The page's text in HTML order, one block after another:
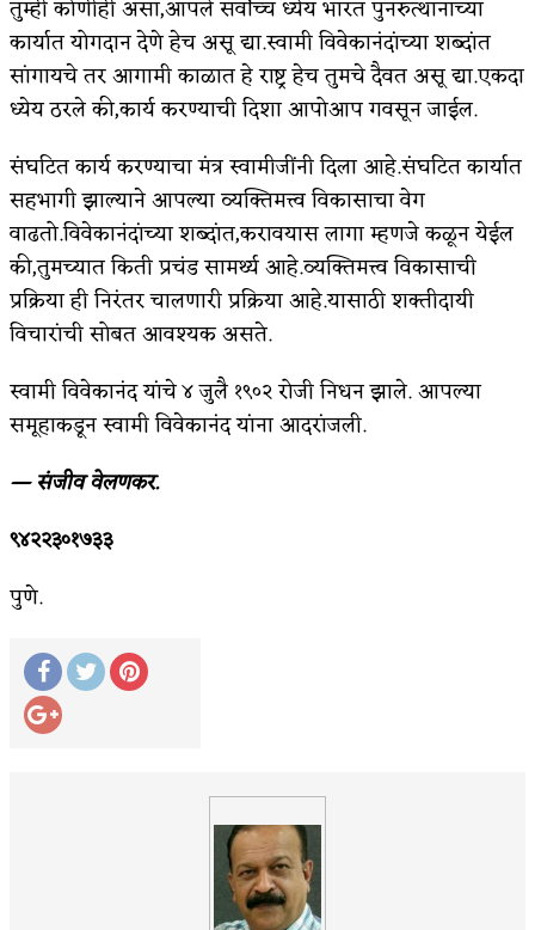
तुम्ही कोणीही असा,आपले सर्वोच्च ध्येय भारत पुनरुत्थानाच्या
कार्यात योगदान देणे हेच असू द्या.स्वामी विवेकानंदांच्या शब्दांत
सांगायचे तर आगामी काळात हे राष्ट्र हेच तुमचे दैवत असू द्या.एकदा
ध्येय ठरले की,कार्य करण्याची दिशा आपोआप गवसून जाईल.
संघटित कार्य करण्याचा मंत्र स्वामीजींनी दिला आहे.संघटित कार्यात
सहभागी झाल्याने आपल्या व्यक्तिमत्त्व विकासाचा वेग
वाढतो.विवेकानंदांच्या शब्दांत,करावयास लागा म्हणजे कळून येईल
की,तुमच्यात किती प्रचंड सामर्थ्य आहे.व्यक्तिमत्त्व विकासाची
प्रक्रिया ही निरंतर चालणारी प्रक्रिया आहे.यासाठी शक्तीदायी
विचारांची सोबत आवश्यक असते.
स्वामी विवेकानंद यांचे ४ जुलै १९०२ रोजी निधन झाले. आपल्या
समूहाकडून स्वामी विवेकानंद यांना आदरांजली.
— संजीव वेलणकर.
९४२२३०१७३३
पुणे.